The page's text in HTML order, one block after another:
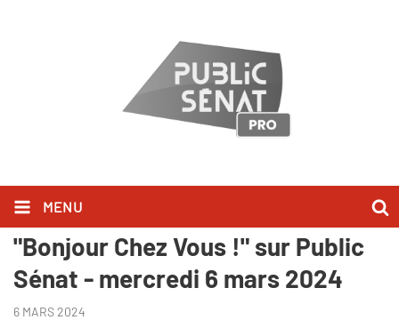
MENU
Jean-Noël Barrot l'a dit dans
"Bonjour Chez Vous !" sur Public
Sénat - mercredi 6 mars 2024
6 MARS 2024